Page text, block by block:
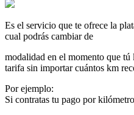
Es el servicio que te ofrece la
cual podrás cambiar de
modalidad en el momento que tú
tarifa sin importar cuántos km
Por ejemplo:
Si contratas tu pago por